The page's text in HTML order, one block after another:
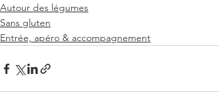
Autour des légumes
Sans gluten
Entrée, apéro & accompagnement